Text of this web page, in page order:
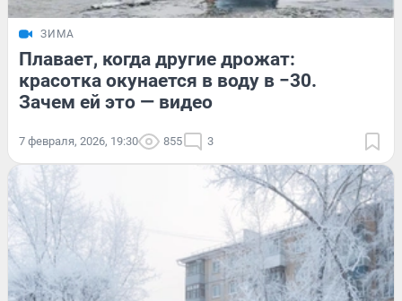
ЗИМА
Плавает, когда другие дрожат:
красотка окунается в воду в −30.
Зачем ей это — видео
7 февраля, 2026, 19:30 855 3